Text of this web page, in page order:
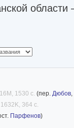
жанров
Его
действия,
16M, 1530 с. (пер. Дюбов,
1632K, 364 с.
Парфенов)